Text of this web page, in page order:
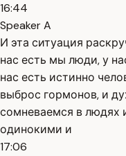
16:44
Speaker A
И эта ситуация
нас есть мы люди, у
нас есть истинно
выброс гормонов, и
сомневаемся в людях
одинокими и
17:06